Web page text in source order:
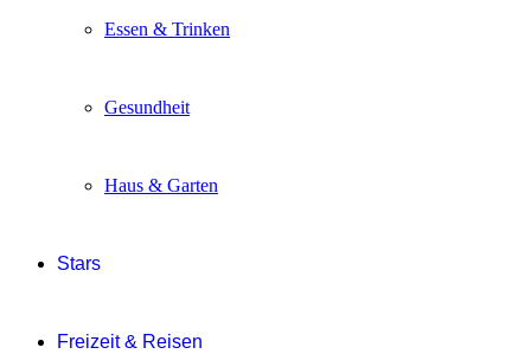
Essen & Trinken
Gesundheit
Haus & Garten
Stars
Freizeit & Reisen